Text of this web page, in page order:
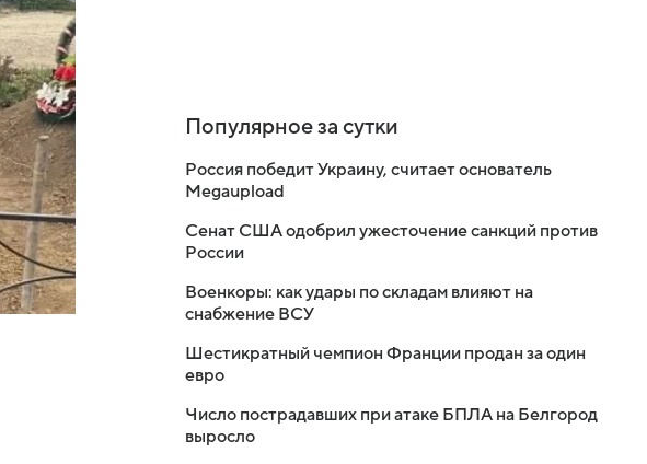
Популярное за сутки
Россия победит Украину, считает основатель
Megaupload
Сенат США одобрил ужесточение санкций против
России
Военкоры: как удары по складам влияют на
снабжение ВСУ
Шестикратный чемпион Франции продан за один
евро
Число пострадавших при атаке БПЛА на Белгород
выросло